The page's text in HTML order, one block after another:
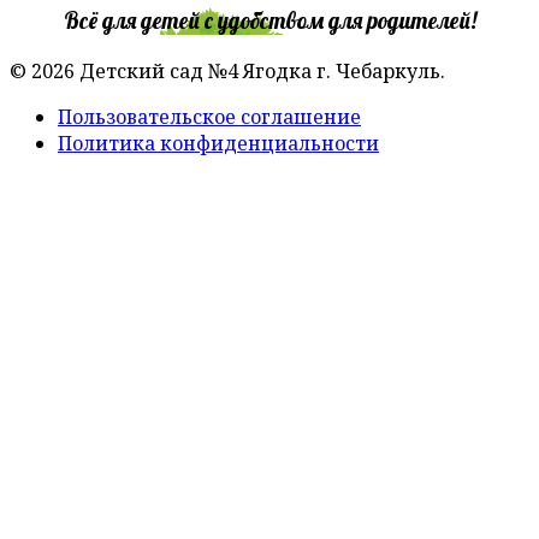
Всё для детей с удобством для родителей!
© 2026 Детский сад №4 Ягодка г. Чебаркуль.
Пользовательское соглашение
Политика конфиденциальности